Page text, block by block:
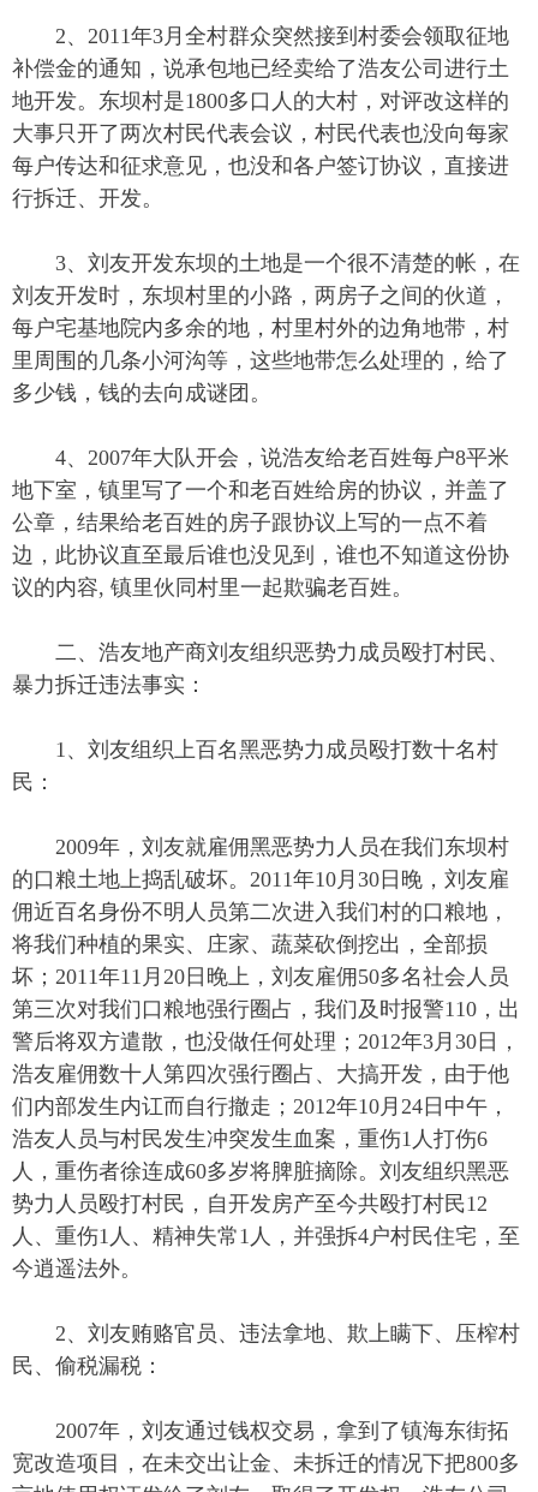
2、2011年3月全村群众突然接到村委会领取征地
补偿金的通知，说承包地已经卖给了浩友公司进行土
地开发。东坝村是1800多口人的大村，对评改这样的
大事只开了两次村民代表会议，村民代表也没向每家
每户传达和征求意见，也没和各户签订协议，直接进
行拆迁、开发。
3、刘友开发东坝的土地是一个很不清楚的帐，在
刘友开发时，东坝村里的小路，两房子之间的伙道，
每户宅基地院内多余的地，村里村外的边角地带，村
里周围的几条小河沟等，这些地带怎么处理的，给了
多少钱，钱的去向成谜团。
4、2007年大队开会，说浩友给老百姓每户8平米
地下室，镇里写了一个和老百姓给房的协议，并盖了
公章，结果给老百姓的房子跟协议上写的一点不着
边，此协议直至最后谁也没见到，谁也不知道这份协
议的内容, 镇里伙同村里一起欺骗老百姓。
二、浩友地产商刘友组织恶势力成员殴打村民、
暴力拆迁违法事实：
1、刘友组织上百名黑恶势力成员殴打数十名村
民：
2009年，刘友就雇佣黑恶势力人员在我们东坝村
的口粮土地上捣乱破坏。2011年10月30日晚，刘友雇
佣近百名身份不明人员第二次进入我们村的口粮地，
将我们种植的果实、庄家、蔬菜砍倒挖出，全部损
坏；2011年11月20日晚上，刘友雇佣50多名社会人员
第三次对我们口粮地强行圈占，我们及时报警110，出
警后将双方遣散，也没做任何处理；2012年3月30日，
浩友雇佣数十人第四次强行圈占、大搞开发，由于他
们内部发生内讧而自行撤走；2012年10月24日中午，
浩友人员与村民发生冲突发生血案，重伤1人打伤6
人，重伤者徐连成60多岁将脾脏摘除。刘友组织黑恶
势力人员殴打村民，自开发房产至今共殴打村民12
人、重伤1人、精神失常1人，并强拆4户村民住宅，至
今逍遥法外。
2、刘友贿赂官员、违法拿地、欺上瞒下、压榨村
民、偷税漏税：
2007年，刘友通过钱权交易，拿到了镇海东街拓
宽改造项目，在未交出让金、未拆迁的情况下把800多